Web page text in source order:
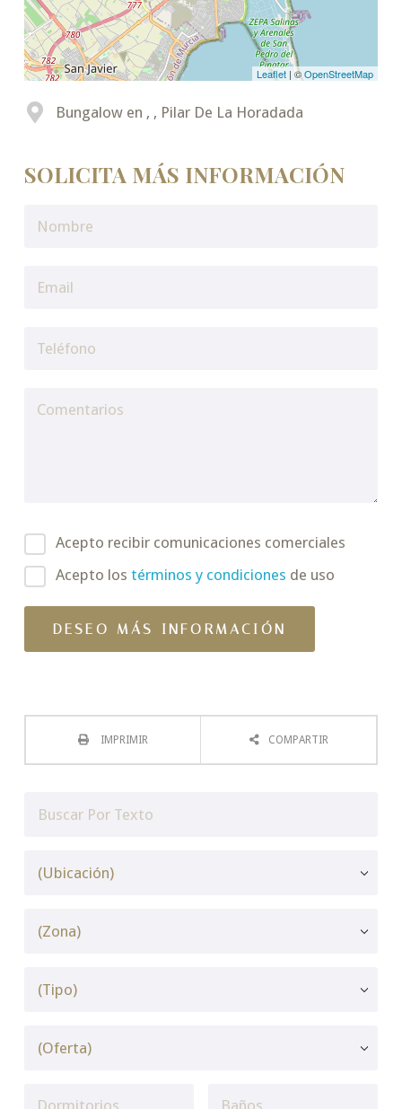
Leaflet | ©OpenStreetMap
Bungalow en , , Pilar De La Horadada
SOLICITA MÁS INFORMACIÓN
Acepto recibir comunicaciones comerciales
Acepto los términos y condiciones de uso
IMPRIMIR COMPARTIR